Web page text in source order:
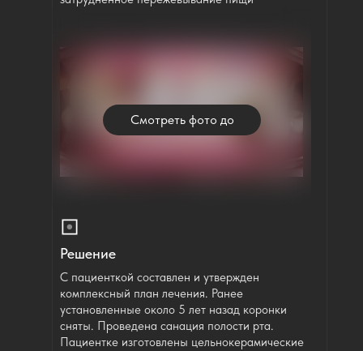
Смотреть фото до
Решение
С пациенткой составлен и утвержден
комплексный план лечения. Ранее
установленные около 5 лет назад коронки
сняты. Проведена санация полости рта.
Пациентке изготовлены цельнокерамические